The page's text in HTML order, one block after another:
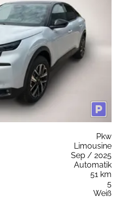
Pkw
Limousine
Sep / 2025
Automatik
51 km
5
Weiß